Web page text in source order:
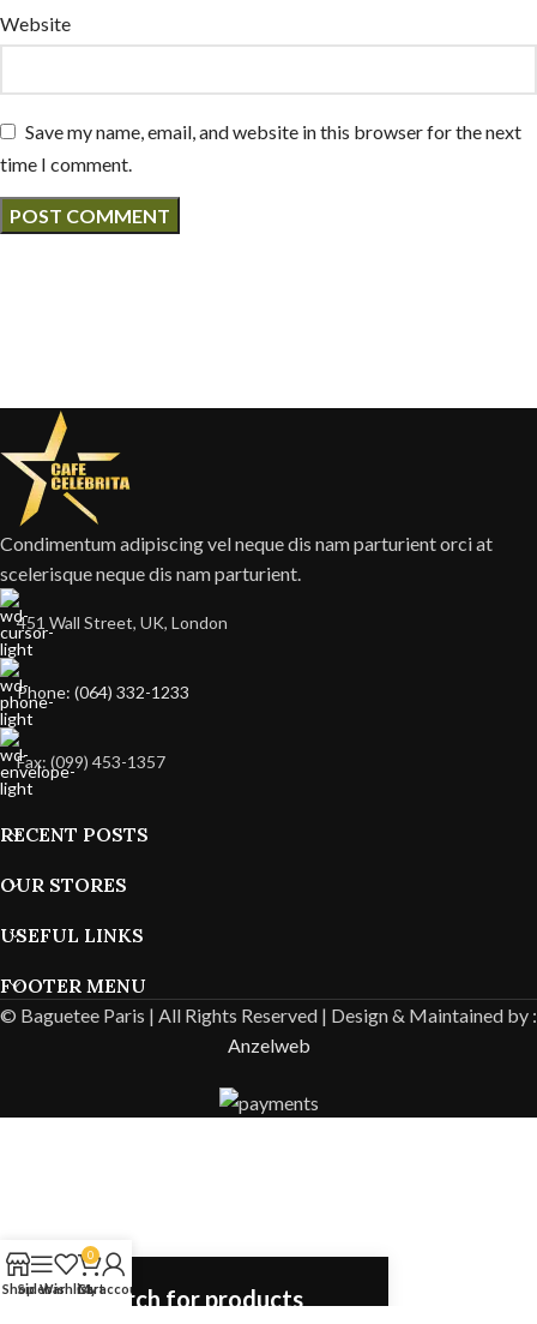
Website
Save my name, email, and website in this browser for the next
time I comment.
Condimentum adipiscing vel neque dis nam parturient orci at
scelerisque neque dis nam parturient.
451 Wall Street, UK, London
Phone: (064) 332-1233
Fax: (099) 453-1357
RECENT POSTS
OUR STORES
USEFUL LINKS
FOOTER MENU
© Baguetee Paris | All Rights Reserved | Design & Maintained by :
Anzelweb
ShopSidebarWishlist
0
Cart
My account